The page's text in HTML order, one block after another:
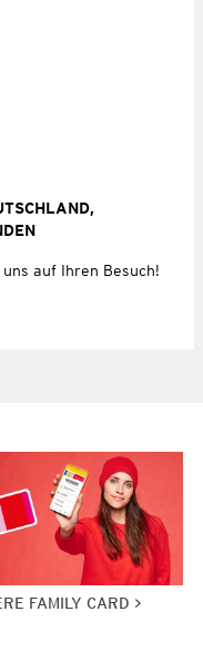
auf Ihren Besuch!
FAMILY CARD